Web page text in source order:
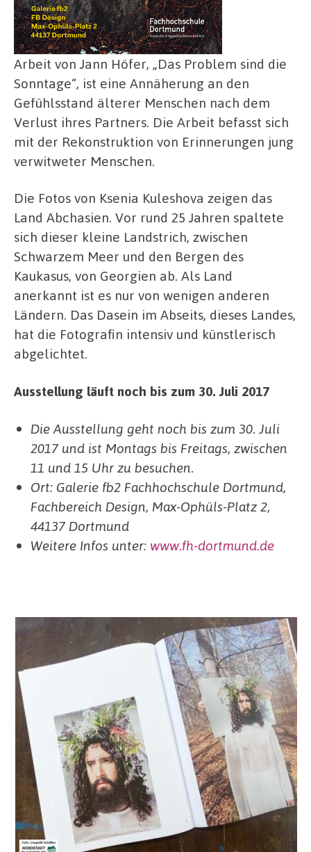
Arbeit von Jann Höfer, „Das Problem sind die
Sonntage“, ist eine Annäherung an den
Gefühlsstand älterer Menschen nach dem
Verlust ihres Partners. Die Arbeit befasst sich
mit der Rekonstruktion von Erinnerungen jung
verwitweter Menschen.
Die Fotos von Ksenia Kuleshova zeigen das
Land Abchasien. Vor rund 25 Jahren spaltete
sich dieser kleine Landstrich, zwischen
Schwarzem Meer und den Bergen des
Kaukasus, von Georgien ab. Als Land
anerkannt ist es nur von wenigen anderen
Ländern. Das Dasein im Abseits, dieses Landes,
hat die Fotografin intensiv und künstlerisch
abgelichtet.
Ausstellung läuft noch bis zum 30. Juli 2017
Die Ausstellung geht noch bis zum 30. Juli
2017 und ist Montags bis Freitags, zwischen
11 und 15 Uhr zu besuchen.
Ort: Galerie fb2 Fachhochschule Dortmund,
Fachbereich Design, Max-Ophüls-Platz 2,
44137 Dortmund
Weitere Infos unter: www.fh-dortmund.de